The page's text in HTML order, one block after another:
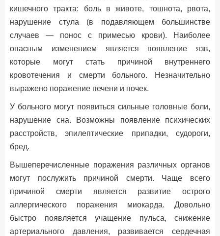
кишечного тракта: боль в животе, тошнота, рвота,
нарушение стула (в подавляющем большинстве
случаев — понос с примесью крови). Наиболее
опасным изменением является появление язв,
которые могут стать причиной внутреннего
кровотечения и смерти больного. Незначительно
выражено поражение печени и почек.
У больного могут появиться сильные головные боли,
нарушение сна. Возможны появление психических
расстройств, эпилептические припадки, судороги,
бред.
Вышеперечисленные поражения различных органов
могут послужить причиной смерти. Чаще всего
причиной смерти является развитие острого
аллергического поражения миокарда. Довольно
быстро появляется учащение пульса, снижение
артериального давления, развивается сердечная